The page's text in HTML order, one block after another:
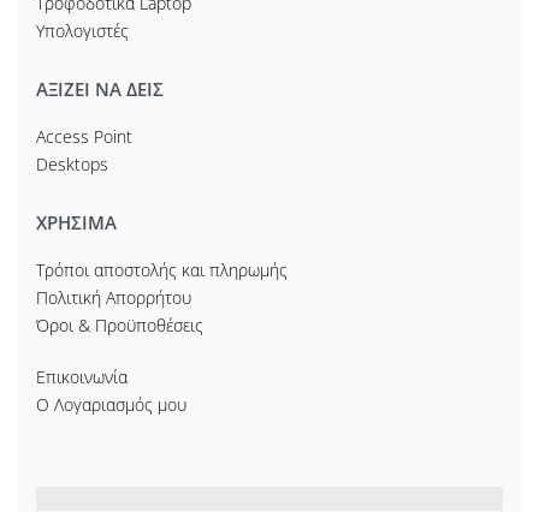
Υπολογιστές
ΑΞΙΖΕΙ ΝΑ ΔΕΙΣ
Access Point
Desktops
ΧΡΗΣΙΜΑ
Τρόποι αποστολής και πληρωμής
Πολιτική Απορρήτου
Όροι & Προϋποθέσεις
Επικοινωνία
Ο Λογαριασμός μου